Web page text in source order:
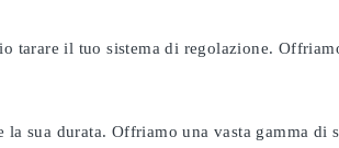
tarare il tuo sistema di regolazione.
sua durata. Offriamo una vasta gamma di